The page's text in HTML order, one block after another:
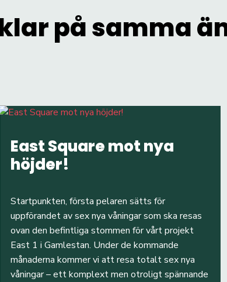
på samma
East Square mot nya
höjder!
Startpunkten, första pelaren sätts för
uppförandet av sex nya våningar som ska resas
ovan den befintliga stommen för vårt projekt
East 1 i Gamlestan. Under de kommande
månaderna kommer vi att resa totalt sex nya
våningar – ett komplext men otroligt spännande